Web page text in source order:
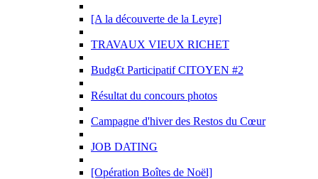
[A la découverte de la Leyre]
TRAVAUX VIEUX RICHET
Budg€t Participatif CITOYEN #2
Résultat du concours photos
Campagne d'hiver des Restos du Cœur
JOB DATING
[Opération Boîtes de Noël]